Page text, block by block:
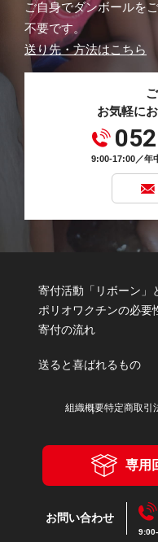
ご自身でダンボールを
不要です。
送り先・方法はこちら
お気軽に
9:00-17:00／年
寄付活動「リボーン」
ポリオワクチンの必要
寄付の流れ
送ると喜ばれるもの
組織概要特定商取引
専用
お問い合わせ